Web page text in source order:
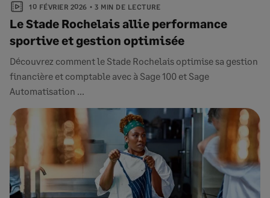
10 FÉVRIER 2026 3 MIN DE LECTURE
Le Stade Rochelais allie performance
sportive et gestion optimisée
Découvrez comment le Stade Rochelais optimise sa gestion
financière et comptable avec à Sage 100 et Sage
Automatisation ...